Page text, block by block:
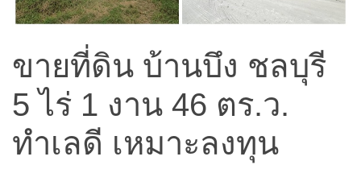
ขายที่ดิน บ้านบึง ชลบุรี
5 ไร่ 1 งาน 46 ตร.ว.
ทำเลดี เหมาะลงทุน